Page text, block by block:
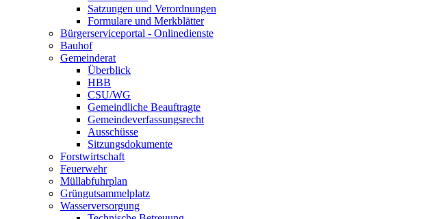
Satzungen und Verordnungen
Formulare und Merkblätter
Bürgerserviceportal - Onlinedienste
Bauhof
Gemeinderat
Überblick
HBB
CSU/WG
Gemeindliche Beauftragte
Gemeindeverfassungsrecht
Ausschüsse
Sitzungsdokumente
Forstwirtschaft
Feuerwehr
Müllabfuhrplan
Grüngutsammelplatz
Wasserversorgung